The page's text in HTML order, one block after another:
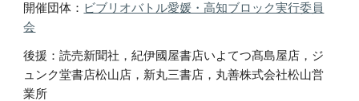
開催団体 ： ビブリオバトル愛媛・高知ブロック実行委員
会
後援：読売新聞社，紀伊國屋書店いよてつ髙島屋店，ジ
ュンク堂書店松山店，新丸三書店，丸善株式会社松山営
業所